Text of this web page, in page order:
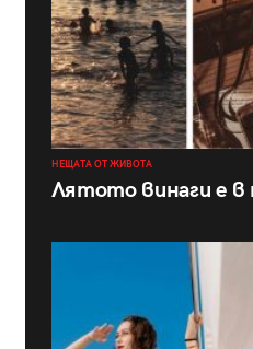
НЕЩАТА ОТ ЖИВОТА
Лятото винаги е в